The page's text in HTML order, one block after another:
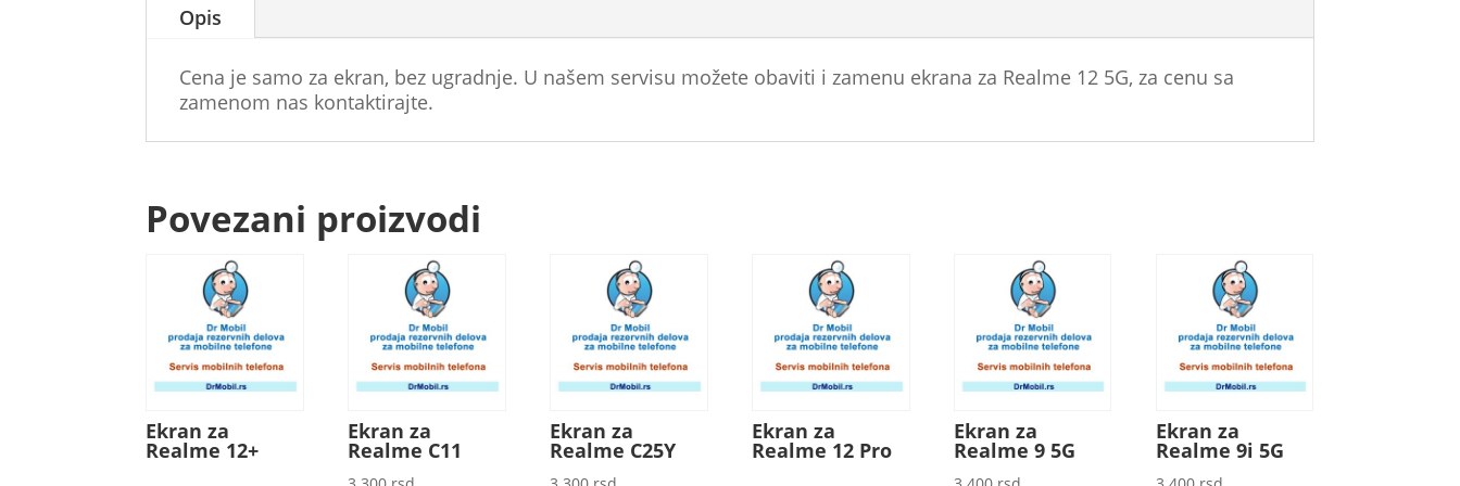
Opis
Cena je samo za ekran, bez ugradnje. U našem servisu možete obaviti i zamenu ekrana za Realme 12 5G, za cenu sa
zamenom nas kontaktirajte.
Povezani proizvodi
Ekran za
Realme 12+
Ekran za
Realme C11
Ekran za
Realme C25Y
Ekran za
Realme 12 Pro
Ekran za
Realme 9 5G
Ekran za
Realme 9i 5G